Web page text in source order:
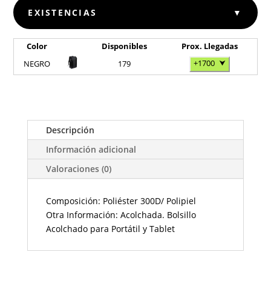
EXISTENCIAS ▼
Color Disponibles
Prox. Llegadas
NEGRO
179 +1700 ⮟
Descripción
Información adicional
Valoraciones (0)
Composición: Poliéster 300D/ Polipiel
Otra Información: Acolchada. Bolsillo
Acolchado para Portátil y Tablet